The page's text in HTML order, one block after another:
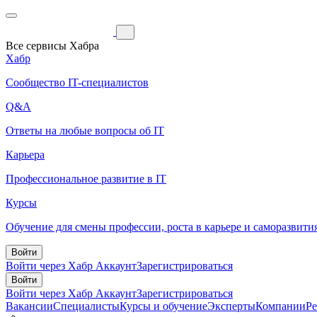
Все сервисы Хабра
Хабр
Сообщество IT-специалистов
Q&A
Ответы на любые вопросы об IT
Карьера
Профессиональное развитие в IT
Курсы
Обучение для смены профессии, роста в карьере и
Войти
Войти через Хабр АккаунтЗарегистрироваться
Войти
Войти через Хабр АккаунтЗарегистрироваться
ВакансииСпециалистыКурсы и обучениеЭкспертыКомпании